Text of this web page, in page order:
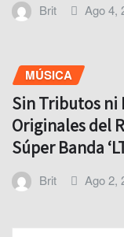
Brit Ago 4,
MÚSICA
Sin Tributos ni
Originales del
Súper Banda
Brit Ago 2,